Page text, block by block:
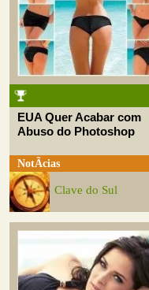
EUA Quer Acabar com
Abuso do Photoshop
NotÃ­cias
Clave do Sul